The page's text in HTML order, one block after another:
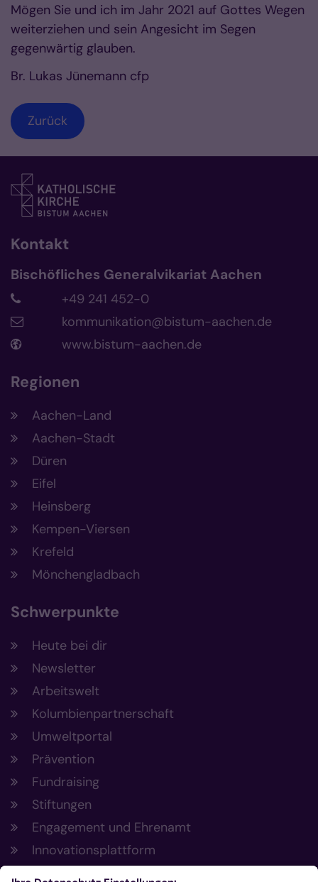
Mögen Sie und ich im Jahr 2021 auf Gottes Wegen
weiterziehen und sein Angesicht im Segen
gegenwärtig glauben.
Br. Lukas Jünemann cfp
Zurück
Kontakt
Bischöfliches Generalvikariat Aachen
+49 241 452-0
kommunikation@bistum-aachen.de
www.bistum-aachen.de
Regionen
Aachen-Land
Aachen-Stadt
Düren
Eifel
Heinsberg
Kempen-Viersen
Krefeld
Mönchengladbach
Schwerpunkte
Heute bei dir
Newsletter
Arbeitswelt
Kolumbienpartnerschaft
Umweltportal
Prävention
Fundraising
Stiftungen
Engagement und Ehrenamt
Innovationsplattform